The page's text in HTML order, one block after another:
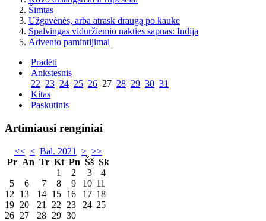
Šimtas
Užgavėnės, arba atrask draugą po kauke
Spalvingas viduržiemio nakties sapnas: Indija
Advento pamintijimai
Pradėti
Ankstesnis
22 23 24 25 26 27 28 29 30 31
Kitas
Paskutinis
Artimiausi renginiai
<< < Bal. 2021 > >>
Pr An Tr Kt Pn Šš Sk
1
2 3
4
5
6 7 8 9 10 11
12
13 14 15 16 17 18
19 20 21 22 23 24 25
26 27 28 29 30